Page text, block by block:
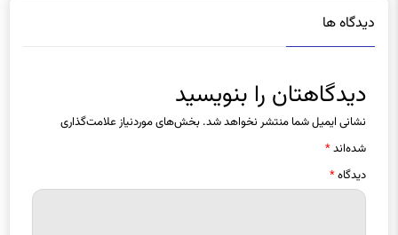
دیدگاه ها
دیدگاهتان را بنویسید
نشانی ایمیل شما منتشر نخواهد شد. بخش‌های موردنیاز علامت‌گذاری
شده‌اند*
دیدگاه*